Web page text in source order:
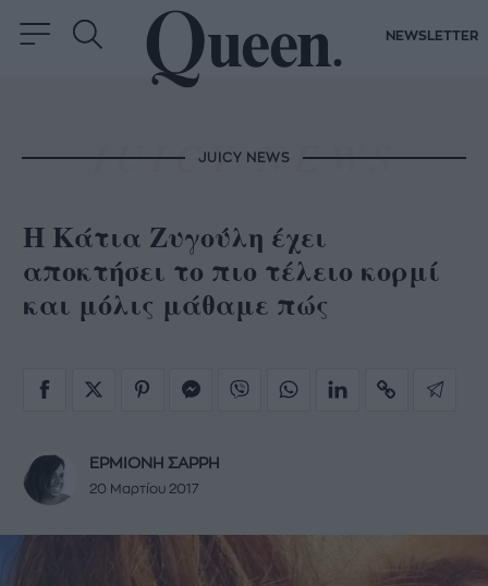
NEWSLETTER
JUICY NEWS
Η Κάτια Ζυγούλη έχει
αποκτήσει το πιο τέλειο κορμί
και μόλις μάθαμε πώς
ΕΡΜΙΟΝΗ ΣΑΡΡΗ
20 Μαρτίου 2017